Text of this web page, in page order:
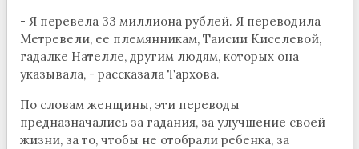
- Я перевела 33 миллиона рублей. Я переводила
Метревели, ее племянникам, Таисии Киселевой,
гадалке Нателле, другим людям, которых она
указывала, - рассказала Тархова.
По словам женщины, эти переводы
предназначались за гадания, за улучшение своей
жизни, за то, чтобы не отобрали ребенка, за